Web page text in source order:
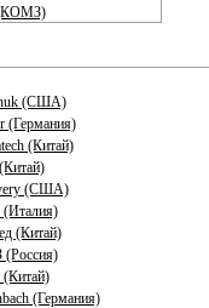
(США)
(Германия)
(Китай)
(США)
(Италия)
(Китай)
(Китай)
(Германия)